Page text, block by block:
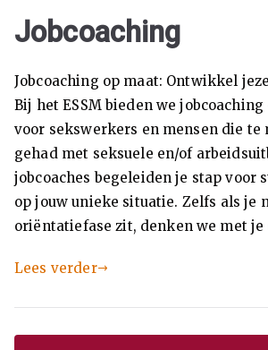
Jobcoaching
Jobcoaching op maat: Ontwikkel
Bij het ESSM bieden we
voor sekswerkers en mensen die te
gehad met seksuele en/of
jobcoaches begeleiden je stap voor
op jouw unieke situatie. Zelfs als je
oriëntatiefase zit, denken we met je
Lees verder